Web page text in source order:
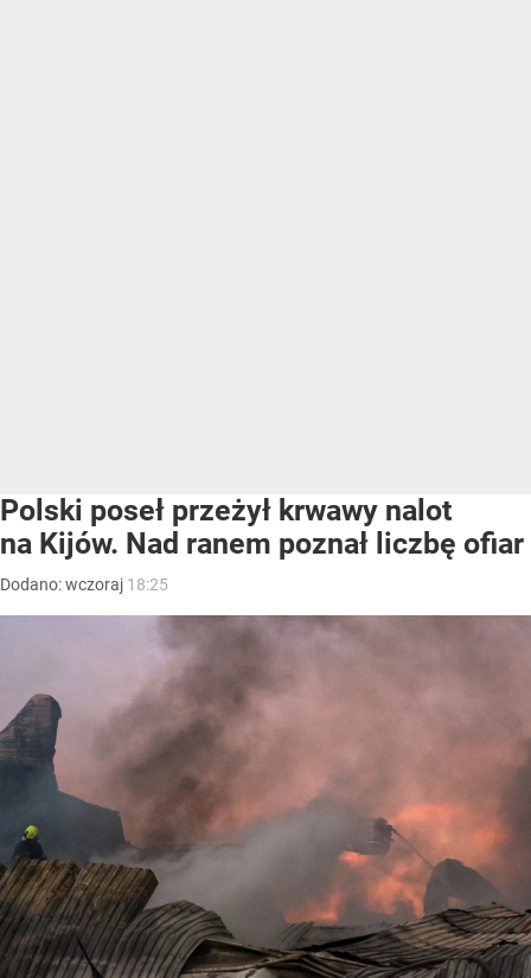
Polski poseł przeżył krwawy nalot
na Kijów. Nad ranem poznał liczbę ofiar
Dodano:wczoraj 18:25